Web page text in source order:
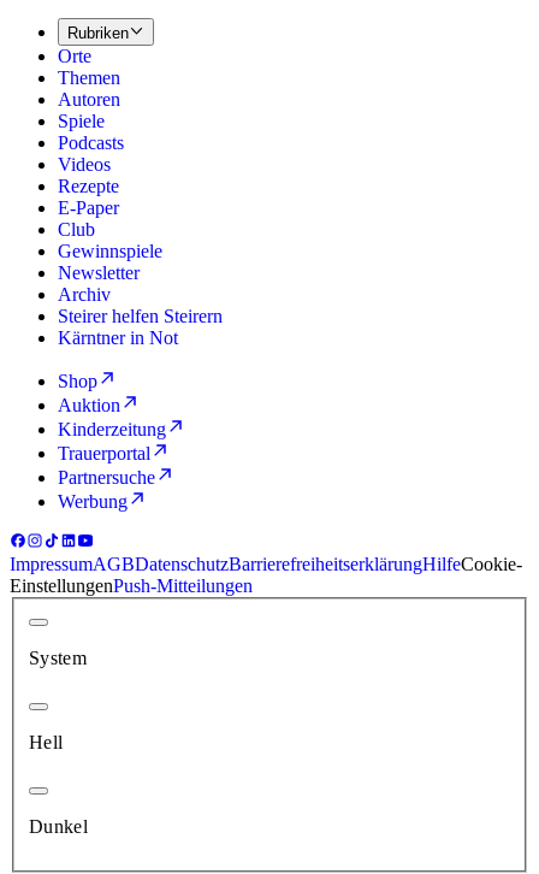
Rubriken
Orte
Themen
Autoren
Spiele
Podcasts
Videos
Rezepte
E-Paper
Club
Gewinnspiele
Newsletter
Archiv
Steirer helfen Steirern
Kärntner in Not
Shop
Auktion
Kinderzeitung
Trauerportal
Partnersuche
Werbung
ImpressumAGBDatenschutzBarrierefreiheitserklärungHilfeCookie-
EinstellungenPush-Mitteilungen
System
Hell
Dunkel